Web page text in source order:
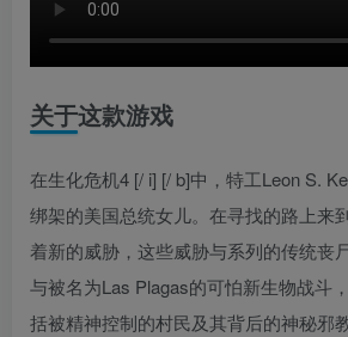
关于这款游戏
在生化危机4 [/ i] [/ b]中，特工Leon S.
绑架的美国总统女儿。在寻找的路上来
着新的威胁，这些威胁与系列的传统丧
与被名为Las Plagas的可怕新生物战斗
括被精神控制的村民及其背后的神秘邪